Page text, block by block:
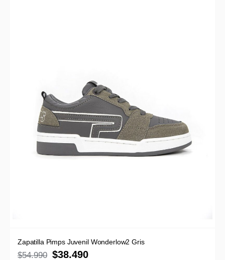
Zapatilla Pimps Juvenil Wonderlow2 Gris
$54.990 $38.490